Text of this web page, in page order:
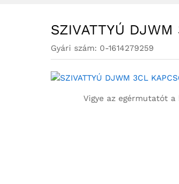
SZIVATTYÚ DJWM
Gyári szám: 0-1614279259
Vigye az egérmutatót